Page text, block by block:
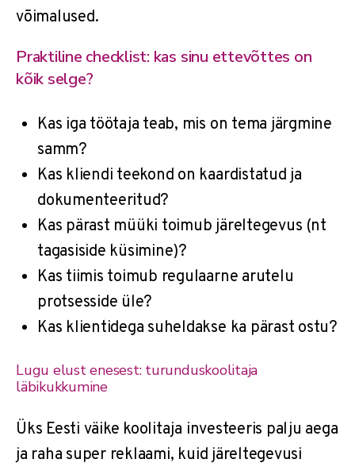
võimalused.
Praktiline checklist: kas sinu ettevõttes on
kõik selge?
Kas iga töötaja teab, mis on tema järgmine
samm?
Kas kliendi teekond on kaardistatud ja
dokumenteeritud?
Kas pärast müüki toimub järeltegevus (nt
tagasiside küsimine)?
Kas tiimis toimub regulaarne arutelu
protsesside üle?
Kas klientidega suheldakse ka pärast ostu?
Lugu elust enesest: turunduskoolitaja
läbikukkumine
Üks Eesti väike koolitaja investeeris palju aega
ja raha super reklaami, kuid järeltegevusi